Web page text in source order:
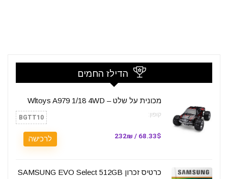
הדילז החמים
מכונית על שלט – Wltoys A979 1/18 4WD
קופון: BGTT10
68.33$ / 232₪ לרכישה
כרטיס זכרון SAMSUNG EVO Select 512GB